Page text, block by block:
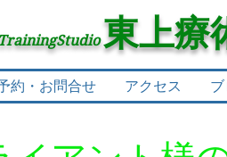
東上療
約・お問合せ アクセス